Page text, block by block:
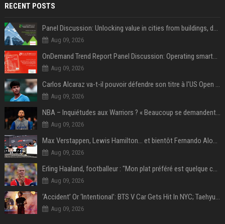
RECENT POSTS
Panel Discussion: Unlocking value in cities from buildings, data and AI
Aug 09, 2026
OnDemand Trend Report Panel Discussion: Operating smarter: using digital twins and AI to reshape urban infrastructure management
Aug 09, 2026
Carlos Alcaraz va-t-il pouvoir défendre son titre à l'US Open ? Steve Johnson répond
Aug 09, 2026
NBA – Inquiétudes aux Warriors ? « Beaucoup se demandent si l’état d’esprit de Stephen Curry pourrait évoluer »
Aug 09, 2026
Max Verstappen, Lewis Hamilton… et bientôt Fernando Alonso ? Le classement des pilotes les mieux payés en Formule 1 risque de changer !
Aug 09, 2026
Erling Haaland, footballeur : "Mon plat préféré est quelque chose que je ne peux presque jamais manger. Mais je dois l'avouer, j'adore ça"
Aug 09, 2026
‘Accident’ Or ‘Intentional’: BTS V Car Gets Hit In NYC; Taehyung's Road Accident Sparks Concern Among Fans
Aug 09, 2026